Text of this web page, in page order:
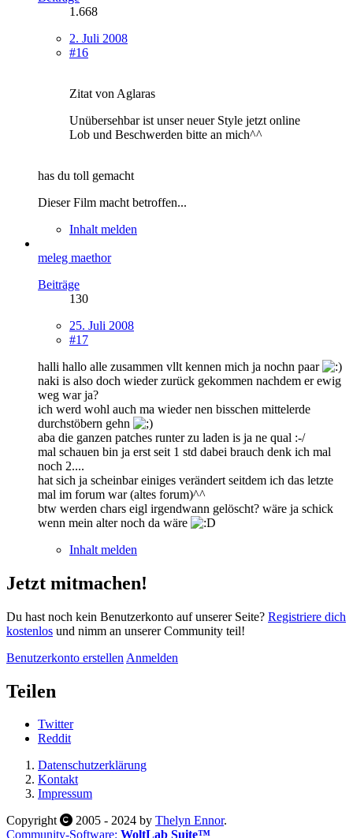
1.668
2. Juli 2008
#16
Zitat von Aglaras
Unübersehbar ist unser neuer Style jetzt online
Lob und Beschwerden bitte an mich^^
has du toll gemacht
Dieser Film macht betroffen...
Inhalt melden
meleg maethor
Beiträge
130
25. Juli 2008
#17
halli hallo alle zusammen vllt kennen mich ja nochn paar
naki is also doch wieder zurück gekommen nachdem er ewig
weg war ja?
ich werd wohl auch ma wieder nen bisschen mittelerde
durchstöbern gehn
aba die ganzen patches runter zu laden is ja ne qual :-/
mal schauen bin ja erst seit 1 std dabei brauch denk ich mal
noch 2....
hat sich ja scheinbar einiges verändert seitdem ich das letzte
mal im forum war (altes forum)^^
btw werden chars eigl irgendwann gelöscht? wäre ja schick
wenn mein alter noch da wäre
Inhalt melden
Jetzt mitmachen!
Du hast noch kein Benutzerkonto auf unserer Seite? Registriere dich
kostenlos und nimm an unserer Community teil!
Benutzerkonto erstellen Anmelden
Teilen
Twitter
Reddit
Datenschutzerklärung
Kontakt
Impressum
Copyright
2005 - 2024 by Thelyn Ennor.
Community-Software: WoltLab Suite™